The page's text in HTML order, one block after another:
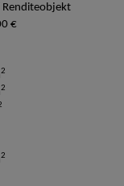
Renditeobjekt
€
2
2
2